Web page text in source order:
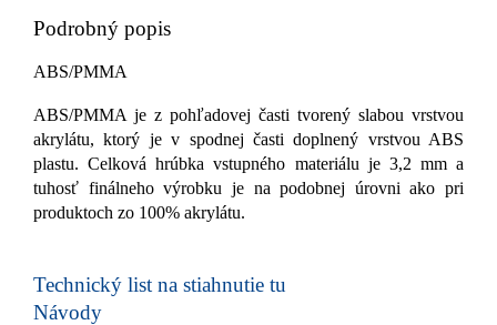
Podrobný popis
ABS/PMMA
ABS/PMMA je z pohľadovej časti tvorený slabou vrstvou
akrylátu, ktorý je v spodnej časti doplnený vrstvou ABS
plastu. Celková hrúbka vstupného materiálu je 3,2 mm a
tuhosť finálneho výrobku je na podobnej úrovni ako pri
produktoch zo 100% akrylátu.
Technický list na stiahnutie tu
Návody